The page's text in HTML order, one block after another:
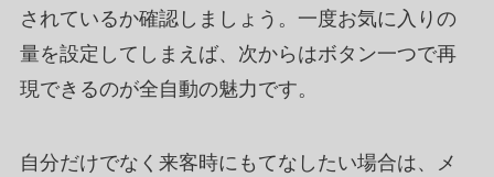
されているか確認しましょう。一度お気に入りの
量を設定してしまえば、次からはボタン一つで再
現できるのが全自動の魅力です。
自分だけでなく来客時にもてなしたい場合は、メ